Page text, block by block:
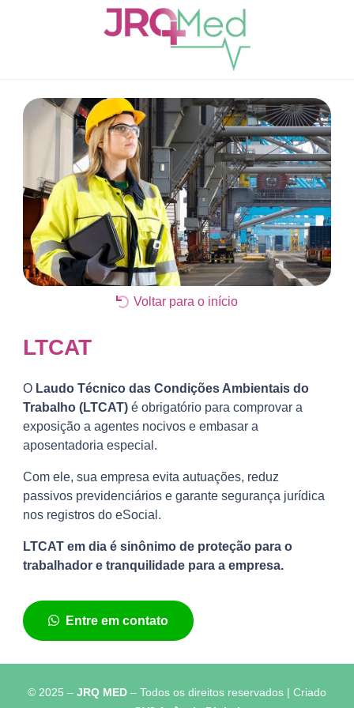
Voltar para o início
LTCAT
O Laudo Técnico das Condições Ambientais do
Trabalho (LTCAT) é obrigatório para comprovar a
exposição a agentes nocivos e embasar a
aposentadoria especial.
Com ele, sua empresa evita autuações, reduz
passivos previdenciários e garante segurança jurídica
nos registros do eSocial.
LTCAT em dia é sinônimo de proteção para o
trabalhador e tranquilidade para a empresa.
Entre em contato
© 2025 – JRQ MED – Todos os direitos reservados | Criado